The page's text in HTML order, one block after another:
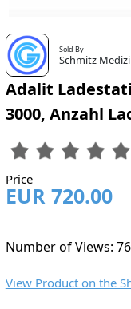
Sold By
Schmitz
Adalit
3000, Anzahl
Price
EUR 720.00
Number of Views:
View Product on the